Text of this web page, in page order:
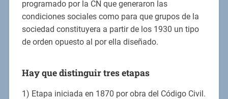
programado por la CN que generaron las
condiciones sociales como para que grupos de la
sociedad constituyera a partir de los 1930 un tipo
de orden opuesto al por ella diseñado.
Hay que distinguir tres etapas
1) Etapa iniciada en 1870 por obra del Código Civil.